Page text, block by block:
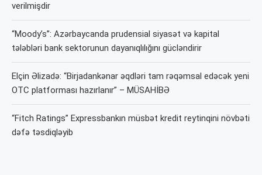
verilmişdir
“Moody’s”: Azərbaycanda prudensial siyasət və kapital
tələbləri bank sektorunun dayanıqlılığını gücləndirir
Elçin Əlizadə: “Birjadankənar əqdləri tam rəqəmsal edəcək yeni
OTC platforması hazırlanır” – MÜSAHİBƏ
“Fitch Ratings” Expressbankın müsbət kredit reytinqini növbəti
dəfə təsdiqləyib